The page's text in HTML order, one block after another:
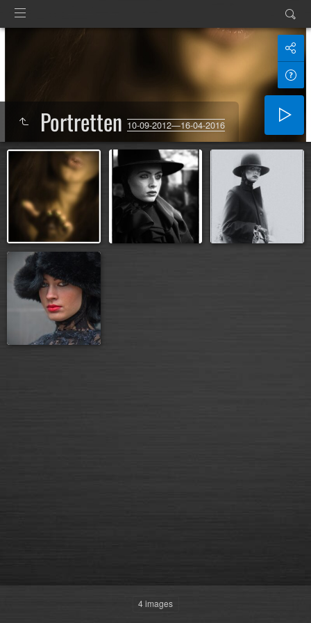
Portretten 10-09-2012—16-04-2016
4 images